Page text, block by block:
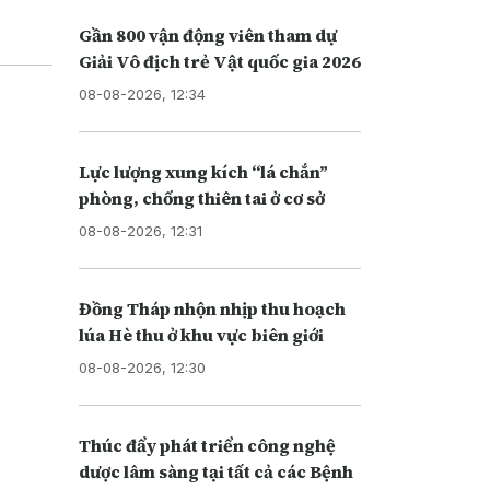
Gần 800 vận động viên tham dự
Giải Vô địch trẻ Vật quốc gia 2026
08-08-2026, 12:34
Lực lượng xung kích “lá chắn”
phòng, chống thiên tai ở cơ sở
08-08-2026, 12:31
Đồng Tháp nhộn nhịp thu hoạch
lúa Hè thu ở khu vực biên giới
08-08-2026, 12:30
Thúc đẩy phát triển công nghệ
dược lâm sàng tại tất cả các Bệnh